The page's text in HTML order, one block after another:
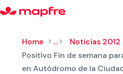
Home 5 ... 5 Noticias 2012
Positivo Fin de semana
en Autódromo de la